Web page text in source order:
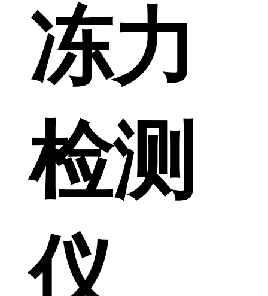
冻力
检测
仪